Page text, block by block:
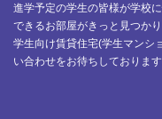
進学予定の学生の皆様が学校
できるお部屋がきっと見つかり
学生向け賃貸住宅(学生マンシ
い合わせをお待ちしております